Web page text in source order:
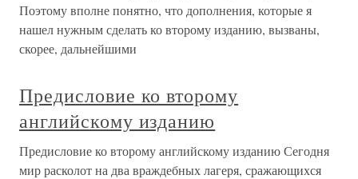
Поэтому вполне понятно, что дополнения, которые я
нашел нужным сделать ко второму изданию, вызваны,
скорее, дальнейшими
Предисловие ко второму
английскому изданию
Предисловие ко второму английскому изданию Сегодня
мир расколот на два враждебных лагеря, сражающихся